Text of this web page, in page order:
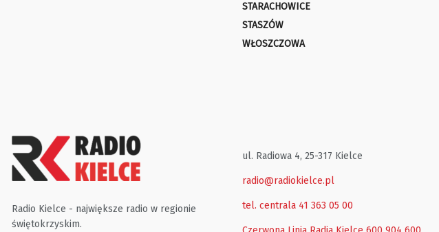
STARACHOWICE
STASZÓW
WŁOSZCZOWA
Radio Kielce - największe radio w regionie
świętokrzyskim.
ul. Radiowa 4, 25-317 Kielce
radio@radiokielce.pl
tel. centrala 41 363 05 00